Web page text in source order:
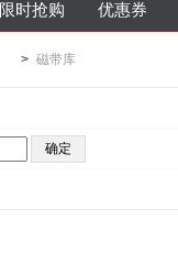
限时抢购 优惠券
> 磁带库